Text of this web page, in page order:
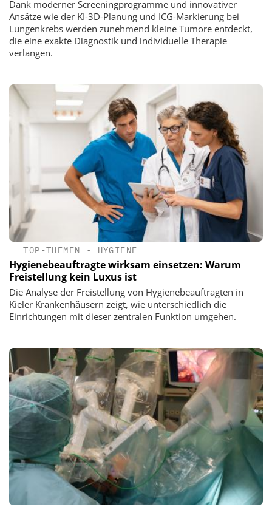
Dank moderner Screeningprogramme und innovativer
Ansätze wie der KI-3D-Planung und ICG-Markierung bei
Lungenkrebs werden zunehmend kleine Tumore entdeckt,
die eine exakte Diagnostik und individuelle Therapie
verlangen.
TOP-THEMEN • HYGIENE
Hygienebeauftragte wirksam einsetzen: Warum
Freistellung kein Luxus ist
Die Analyse der Freistellung von Hygienebeauftragten in
Kieler Krankenhäusern zeigt, wie unterschiedlich die
Einrichtungen mit dieser zentralen Funktion umgehen.